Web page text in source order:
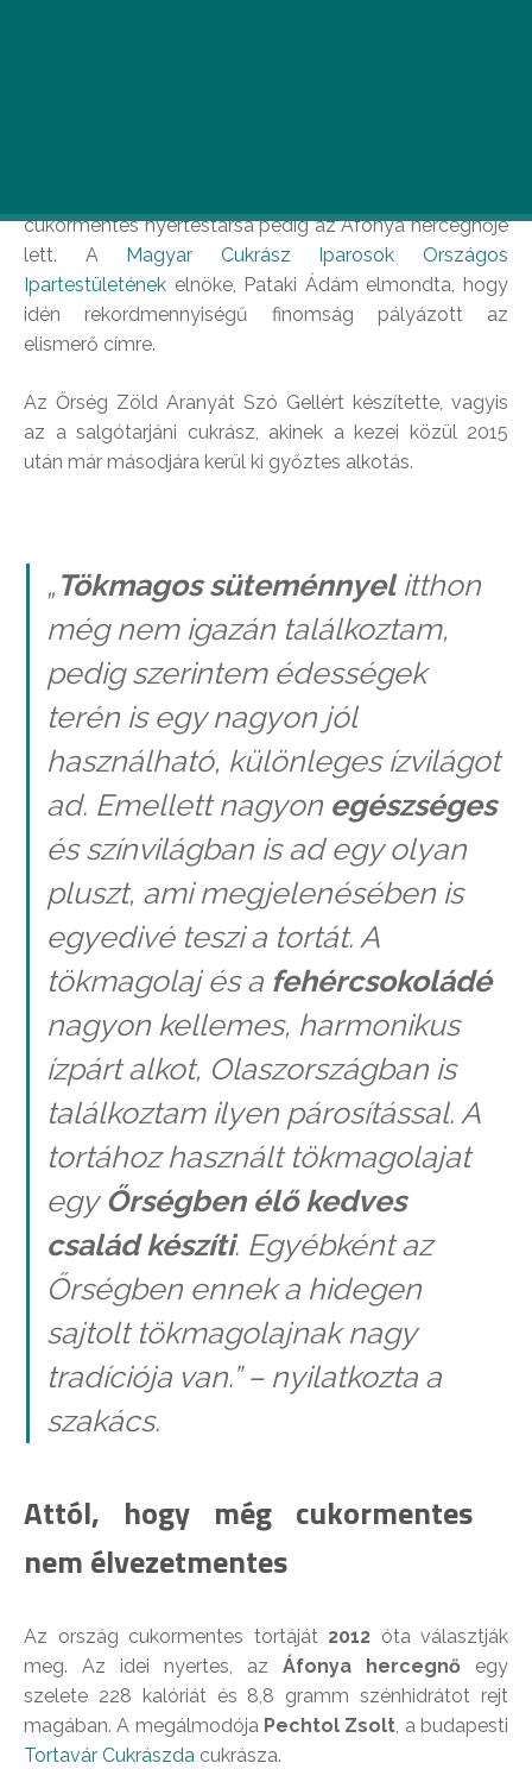
cukormentes nyertestársa pedig az Áfonya hercegnője
lett. A
Magyar Cukrász Iparosok Országos
Ipartestületének elnöke, Pataki Ádám elmondta, hogy
idén rekordmennyiségű finomság pályázott az
elismerő címre.
Az Őrség Zöld Aranyát Szó Gellért készítette, vagyis
az a salgótarjáni cukrász, akinek a kezei közül 2015
után már másodjára kerül ki győztes alkotás.
„ Tökmagos süteménnyelitthon
még nem igazán találkoztam,
pedig szerintem édességek
terén is egy nagyon jól
használható, különleges ízvilágot
ad. Emellett nagyonegészséges
és színvilágban is ad egy olyan
pluszt, ami megjelenésében is
egyedivé teszi a tortát. A
tökmagolaj és a fehércsokoládé
nagyon kellemes, harmonikus
ízpárt alkot, Olaszországban is
találkoztam ilyen párosítással. A
tortához használt tökmagolajat
egyŐrségben élő kedves
család készíti. Egyébként az
Őrségben ennek a hidegen
sajtolt tökmagolajnak nagy
tradíciója van.” – nyilatkozta a
szakács.
Attól, hogy még cukormentes
nem élvezetmentes
Az ország cukormentes tortáját 2012 óta választják
meg. Az idei nyertes, az Áfonya hercegnő egy
szelete 228 kalóriát és 8,8 gramm szénhidrátot rejt
magában. A megálmodója Pechtol Zsolt, a budapesti
Tortavár Cukrászda cukrásza.